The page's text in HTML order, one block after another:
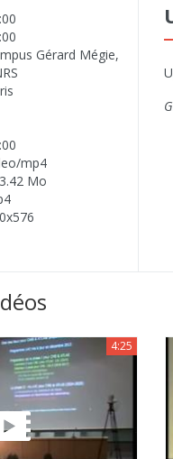
Gérard Mégie,
mp4
Mo
4:25